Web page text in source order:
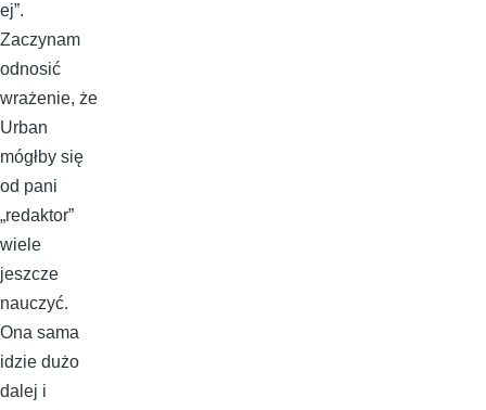
ej”.
Zaczynam
odnosić
wrażenie, że
Urban
mógłby się
od pani
„redaktor”
wiele
jeszcze
nauczyć.
Ona sama
idzie dużo
dalej i